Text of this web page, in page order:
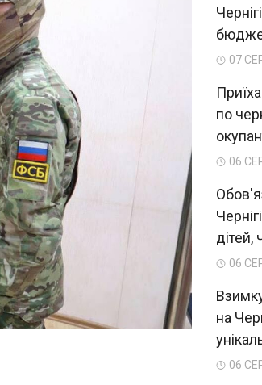
07
по
06
дітей,
06
на
06